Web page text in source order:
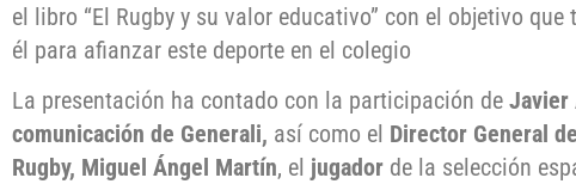
el libro “El Rugby y su valor educativo” con el objetivo
él para afianzar este deporte en el colegio
La presentación ha contado con la participación de Javier
comunicación de Generali, así como el Director General
Rugby, Miguel Ángel Martín, el jugador de la selección